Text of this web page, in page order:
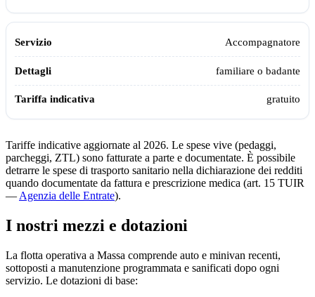
Accompagnatore
familiare o badante
gratuito
Tariffe indicative aggiornate al 2026. Le spese vive (pedaggi,
parcheggi, ZTL) sono fatturate a parte e documentate. È possibile
detrarre le spese di trasporto sanitario nella dichiarazione dei redditi
quando documentate da fattura e prescrizione medica (art. 15 TUIR
— Agenzia delle Entrate).
I nostri mezzi e dotazioni
La flotta operativa a Massa comprende auto e minivan recenti,
sottoposti a manutenzione programmata e sanificati dopo ogni
servizio. Le dotazioni di base: